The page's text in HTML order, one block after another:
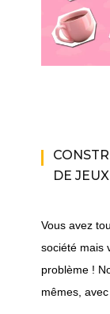
DE
Vous avez
société mais
problème !
mêmes,